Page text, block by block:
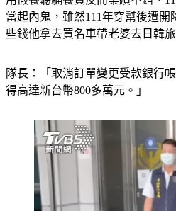
當起內鬼，雖然111年穿幫後遭開
些錢他拿去買名車帶老婆去日韓旅
隊長：「取消訂單變更受款銀行
得高達新台幣800多萬元。」